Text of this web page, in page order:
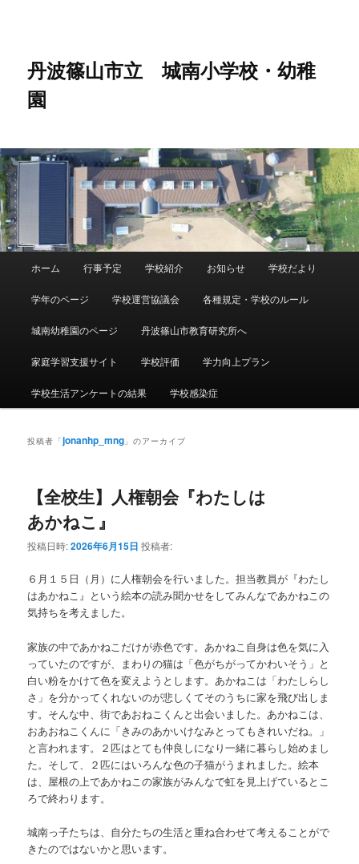
移
動
動
丹波篠山市立 城南小学校・幼稚
園
ホーム 行事予定 学校紹介 お知らせ 学校だより
学年のページ 学校運営協議会 各種規定・学校のルール
城南幼稚園のページ 丹波篠山市教育研究所へ
家庭学習支援サイト 学校評価 学力向上プラン
学校生活アンケートの結果 学校感染症
投稿者「jonanhp_mng 」のアーカイブ
【全校生】人権朝会『わたしは
あかねこ』
投稿日時:2026年6月15日 投稿者:
６月１５日（月）に人権朝会を行いました。担当教員が『わたし
はあかねこ』という絵本の読み聞かせをしてみんなであかねこの
気持ちを考えました。
家族の中であかねこだけが赤色です。あかねこ自身は色を気に入
っていたのですが、まわりの猫は「色がちがってかわいそう」と
白い粉をかけて色を変えようとします。あかねこは「わたしらし
さ」を分かってくれないのが悲しくてそのうちに家を飛び出しま
す。そんな中、街であおねこくんと出会いました。あかねこは、
おあおねこくんに「きみのあかいけなみとってもきれいだね。」
と言われます。２匹はとても仲良しになり一緒に暮らし始めまし
た。そして、２匹にはいろんな色の子猫がうまれました。絵本
は、屋根の上であかねこの家族がみんなで虹を見上げているとこ
ろで終わります。
城南っ子たちは、自分たちの生活と重ね合わせて考えることがで
きたのではないかと思います。